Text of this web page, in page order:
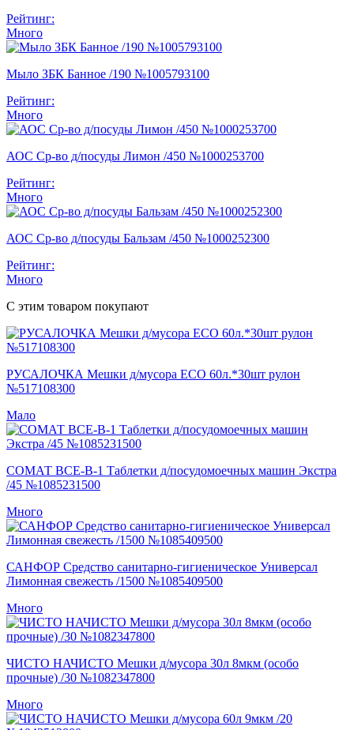
Рейтинг:
Много
Мыло ЗБК Банное /190 №1005793100
Рейтинг:
Много
АОС Ср-во д/посуды Лимон /450 №1000253700
Рейтинг:
Много
АОС Ср-во д/посуды Бальзам /450 №1000252300
Рейтинг:
Много
С этим товаром покупают
РУСАЛОЧКА Мешки д/мусора ECO 60л.*30шт рулон
№517108300
Мало
СОМАТ ВСЕ-В-1 Таблетки д/посудомоечных машин Экстра
/45 №1085231500
Много
САНФОР Средство санитарно-гигиеническое Универсал
Лимонная свежесть /1500 №1085409500
Много
ЧИСТО НАЧИСТО Мешки д/мусора 30л 8мкм (особо
прочные) /30 №1082347800
Много